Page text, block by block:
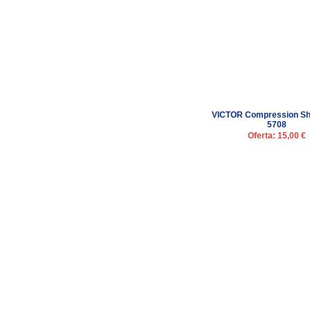
VICTOR Compression
5708
Oferta: 15,00 €